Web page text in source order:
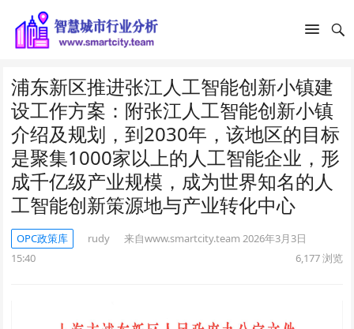
浦东新区推进张江人工智能创新小镇建
设工作方案：附张江人工智能创新小镇
介绍及规划，到2030年，该地区的目标
是聚集1000家以上的人工智能企业，形
成千亿级产业规模，成为世界知名的人
工智能创新策源地与产业转化中心
OPC政策库 rudy 来自www.smartcity.team 2026年3月3日
15:40
6,177浏览